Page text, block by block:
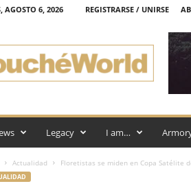
AGOSTO 6, 2026 REGISTRARSE / UNIRSE
Legacy I am…
Actualidad Floretistas se miden en Copa Satélite